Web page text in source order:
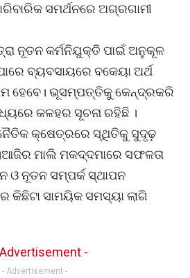
ସମର୍ଥନରେ ଅଗ୍ରଗାମୀ
ନୂତନ କର୍ମନିଯୁକ୍ତି ପାଇଁ ଅନୁକୂଳ
ବ୍ୟବସାୟରେ ବକେୟା ଅର୍ଥ
ହେବେ। ଭୂସମ୍ପତ୍ତିକୁ କେନ୍ଦ୍ରକରି
କଳହର ସୂଚନା ରହିଛି ।
କ୍ଷେତ୍ରରେ ସ୍ଥିତିକୁ ସୁଦୃଢ଼
ମାଲି ମକଦ୍ଦମାରେ ସଫଳତା
ଓ ନୂତନ ସମ୍ପର୍କ ସ୍ଥାପନ
କିଛିଟା ସାମୟିକ ସମସ୍ୟା ଲାଗି
- Advertisement -